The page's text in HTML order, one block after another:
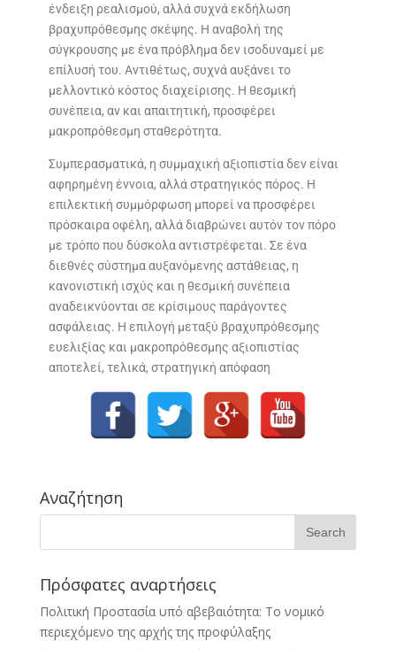
ένδειξη ρεαλισμού, αλλά συχνά εκδήλωση
βραχυπρόθεσμης σκέψης. Η αναβολή της
σύγκρουσης με ένα πρόβλημα δεν ισοδυναμεί με
επίλυσή του. Αντιθέτως, συχνά αυξάνει το
μελλοντικό κόστος διαχείρισης. Η θεσμική
συνέπεια, αν και απαιτητική, προσφέρει
μακροπρόθεσμη σταθερότητα.
Συμπερασματικά, η συμμαχική αξιοπιστία δεν είναι
αφηρημένη έννοια, αλλά στρατηγικός πόρος. Η
επιλεκτική συμμόρφωση μπορεί να προσφέρει
πρόσκαιρα οφέλη, αλλά διαβρώνει αυτόν τον πόρο
με τρόπο που δύσκολα αντιστρέφεται. Σε ένα
διεθνές σύστημα αυξανόμενης αστάθειας, η
κανονιστική ισχύς και η θεσμική συνέπεια
αναδεικνύονται σε κρίσιμους παράγοντες
ασφάλειας. Η επιλογή μεταξύ βραχυπρόθεσμης
ευελιξίας και μακροπρόθεσμης αξιοπιστίας
αποτελεί, τελικά, στρατηγική απόφαση
Αναζήτηση
Πρόσφατες αναρτήσεις
Πολιτική Προστασία υπό αβεβαιότητα: Το νομικό
περιεχόμενο της αρχής της προφύλαξης